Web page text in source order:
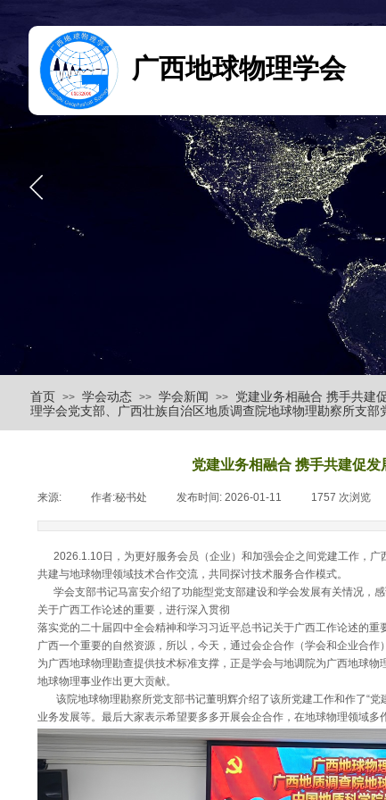
广西地球物理学会
首页 >> 学会动态 >> 学会新闻 >>
党建业务相融合 携手共建
理学会党支部、广西壮族自治区地质调查院地球物理勘察所支部
党建业务相融合 携手共建促
来源: 作者:秘书处 发布时间: 2026-01-11 1757 次浏览
2026.1.10日，为更好服务会员（企业）和加强会企之间党建工作，广
共建与地球物理领域技术合作交流，共同探讨技术服务合作模式。
学会支部书记马富安介绍了功能型党支部建设和学会发展有关情况，
关于广西工作论述的重要，进行深入贯彻
落实党的二十届四中全会精神和学习习近平总书记关于广西工作论述的
广西一个重要的自然资源，所以，今天，通过会企合作（学会和企业合
为广西地球物理勘查提供技术标准支撑，正是学会与地调院为广西地球
地球物理事业作出更大贡献。
该院地球物理勘察所党支部书记董明辉介绍了该所党建工作和作了“党
业务发展等。最后大家表示希望要多多开展会企合作，在地球物理领域多